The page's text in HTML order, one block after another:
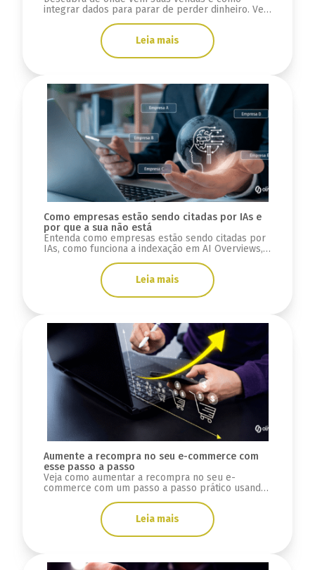
integrar dados para parar de perder dinheiro. Veja
Leia mais
Como empresas estão sendo citadas por IAs e
por que a sua não está
Entenda como empresas estão sendo citadas por
IAs, como funciona a indexação em AI Overviews,
Leia mais
Aumente a recompra no seu e-commerce com
esse passo a passo
Veja como aumentar a recompra no seu e-
commerce com um passo a passo prático usando
Leia mais